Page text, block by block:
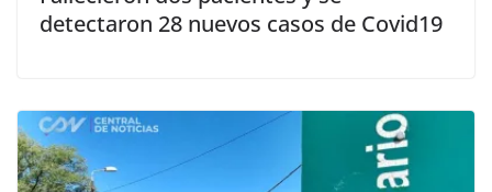
detectaron 28 nuevos casos de Covid19